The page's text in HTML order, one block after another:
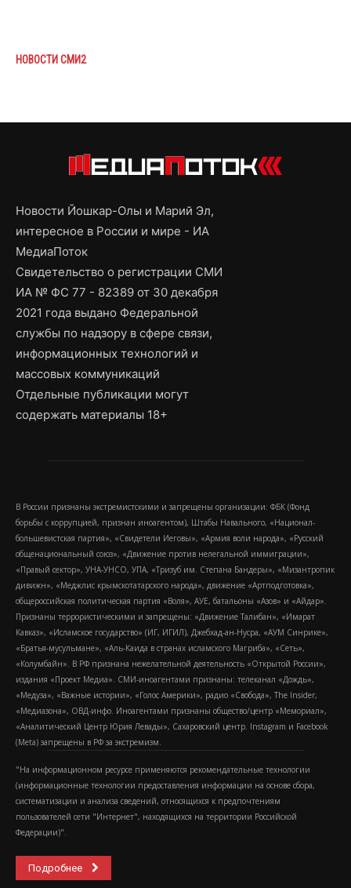
НОВОСТИ СМИ2
Новости Йошкар-Олы и Марий Эл,
интересное в России и мире - ИА
МедиаПоток
Свидетельство о регистрации СМИ
ИА № ФС 77 - 82389 от 30 декабря
2021 года выдано Федеральной
службы по надзору в сфере связи,
информационных технологий и
массовых коммуникаций
Отдельные публикации могут
содержать материалы 18+
В России признаны экстремистскими и запрещены организации: ФБК (Фонд
борьбы с коррупцией, признан иноагентом), Штабы Навального, «Национал-
большевистская партия», «Свидетели Иеговы», «Армия воли народа», «Русский
общенациональный союз», «Движение против нелегальной иммиграции»,
«Правый сектор», УНА-УНСО, УПА, «Тризуб им. Степана Бандеры», «Мизантропик
дивижн», «Меджлис крымскотатарского народа», движение «Артподготовка»,
общероссийская политическая партия «Воля», АУЕ, батальоны «Азов» и «Айдар».
Признаны террористическими и запрещены: «Движение Талибан», «Имарат
Кавказ», «Исламское государство» (ИГ, ИГИЛ), Джебхад-ан-Нусра, «АУМ Синрике»,
«Братья-мусульмане», «Аль-Каида в странах исламского Магриба», «Сеть»,
«Колумбайн». В РФ признана нежелательной деятельность «Открытой России»,
издания «Проект Медиа». СМИ-иноагентами признаны: телеканал «Дождь»,
«Медуза», «Важные истории», «Голос Америки», радио «Свобода», The Insider,
«Медиазона», ОВД-инфо. Иноагентами признаны общество/центр «Мемориал»,
«Аналитический Центр Юрия Левады», Сахаровский центр. Instagram и Facebook
(Metа) запрещены в РФ за экстремизм.
"На информационном ресурсе применяются рекомендательные технологии
(информационные технологии предоставления информации на основе сбора,
систематизации и анализа сведений, относящихся к предпочтениям
пользователей сети "Интернет", находящихся на территории Российской
Федерации)".
Подробнее